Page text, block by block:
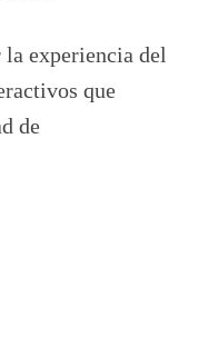
experiencia del
que
de